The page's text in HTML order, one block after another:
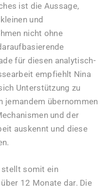
ist die Aussage,
und
nicht ohne
für diesen analytisch-
empfiehlt Nina
Unterstützung zu
jemandem übernommen
und der
auskennt und diese
stellt somit ein
12 Monate dar. Die